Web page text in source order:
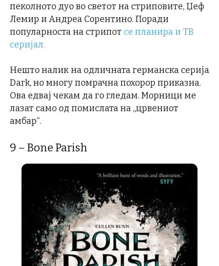
пеколното дуо во светот на стриповите, Џеф
Лемир и Андреа Сорентино. Поради
популарноста на стрипот се планира и ТВ
серијал.
Нешто налик на одличната германска серија
Dark, но многу помрачна похорор приказна.
Ова едвај чекам да го гледам. Морници ме
лазат само од помислата на „црвениот
амбар“.
9 – Bone Parish